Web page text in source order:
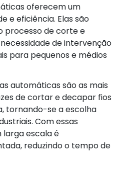
oferecem um
e eficiência. Elas são
processo de corte e
de intervenção
para pequenos e médios
automáticas são as mais
de cortar e decapar fios
tornando-se a escolha
Com essas
larga escala é
reduzindo o tempo de